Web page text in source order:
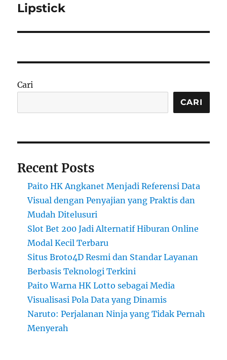
Lipstick
Cari
CARI
Recent Posts
Paito HK Angkanet Menjadi Referensi Data
Visual dengan Penyajian yang Praktis dan
Mudah Ditelusuri
Slot Bet 200 Jadi Alternatif Hiburan Online
Modal Kecil Terbaru
Situs Broto4D Resmi dan Standar Layanan
Berbasis Teknologi Terkini
Paito Warna HK Lotto sebagai Media
Visualisasi Pola Data yang Dinamis
Naruto: Perjalanan Ninja yang Tidak Pernah
Menyerah